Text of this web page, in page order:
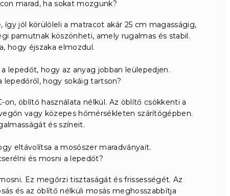
marad, ha sokat mozgunk?
jól körülöleli a matracot akár 25 cm magasságig,
pamutnak köszönheti, amely rugalmas és stabil.
hogy éjszaka elmozdul.
lepedőt, hogy az anyag jobban leülepedjen.
lepedőről, hogy sokáig tartson?
on, öblítő használata nélkül. Az öblítő csökkenti a
vagy közepes hőmérsékleten szárítógépben.
és színeit.
eltávolítsa a mosószer maradványait.
és mosni a lepedőt?
Ez megőrzi tisztaságát és frissességét. Az
és az öblítő nélküli mosás meghosszabbítja